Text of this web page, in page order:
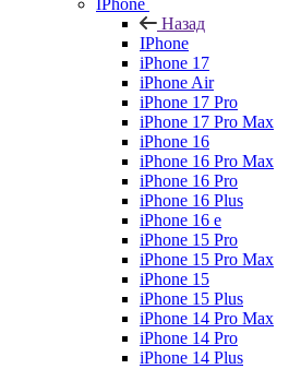
IPhone
Назад
IPhone
iPhone 17
iPhone Air
iPhone 17 Pro
iPhone 17 Pro Max
iPhone 16
iPhone 16 Pro Max
iPhone 16 Pro
iPhone 16 Plus
iPhone 16 e
iPhone 15 Pro
iPhone 15 Pro Max
iPhone 15
iPhone 15 Plus
iPhone 14 Pro Max
iPhone 14 Pro
iPhone 14 Plus